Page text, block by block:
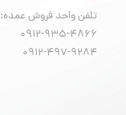
تلفن واحد فروش عمده:
0912-935-4866
​​​​​​​0912-497-9284